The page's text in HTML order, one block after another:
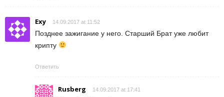
Exy 14.09.2017 at 11:52
Позднее зажигание у него. Старший Брат уже любит
крипту
Ответить
Rusberg 14.09.2017 at 17:41